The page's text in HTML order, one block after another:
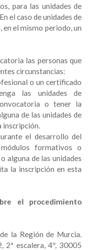
para las unidades de
el caso de unidades de
en el mismo periodo, un
las personas que
circunstancias:
o un certificado
las unidades de
o tener la
de las unidades de
inscripción.
el desarrollo del
formativos o
alguna de las unidades
la inscripción en esta
el procedimiento
la Región de Murcia.
2ª escalera, 4º, 30005